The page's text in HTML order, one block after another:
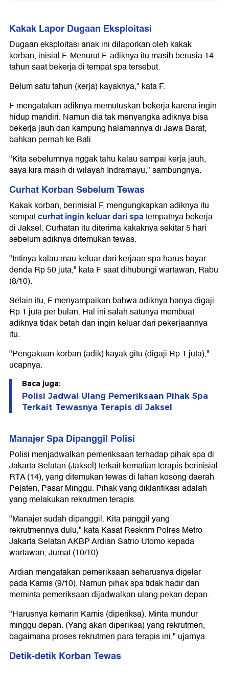
Kakak Lapor Dugaan Eksploitasi
Dugaan eksploitasi anak ini dilaporkan oleh kakak
korban, inisial F. Menurut F, adiknya itu masih berusia 14
tahun saat bekerja di tempat spa tersebut.
Belum satu tahun (kerja) kayaknya," kata F.
F mengatakan adiknya memutuskan bekerja karena ingin
hidup mandiri. Namun dia tak menyangka adiknya bisa
bekerja jauh dari kampung halamannya di Jawa Barat,
bahkan pernah ke Bali.
"Kita sebelumnya nggak tahu kalau sampai kerja jauh,
saya kira masih di wilayah Indramayu," sambungnya.
Curhat Korban Sebelum Tewas
Kakak korban, berinisial F, mengungkapkan adiknya itu
sempatcurhat ingin keluar dari spatempatnya bekerja
di Jaksel. Curhatan itu diterima kakaknya sekitar 5 hari
sebelum adiknya ditemukan tewas.
"Intinya kalau mau keluar dari kerjaan spa harus bayar
denda Rp 50 juta," kata F saat dihubungi wartawan, Rabu
(8/10).
Selain itu, F menyampaikan bahwa adiknya hanya digaji
Rp 1 juta per bulan. Hal ini salah satunya membuat
adiknya tidak betah dan ingin keluar dari pekerjaannya
itu.
"Pengakuan korban (adik) kayak gitu (digaji Rp 1 juta),"
ucapnya.
Baca juga:
Polisi Jadwal Ulang Pemeriksaan Pihak Spa
Terkait Tewasnya Terapis di Jaksel
Manajer Spa Dipanggil Polisi
Polisi menjadwalkan pemeriksaan terhadap pihak spa di
Jakarta Selatan (Jaksel) terkait kematian terapis berinisial
RTA (14), yang ditemukan tewas di lahan kosong daerah
Pejaten, Pasar Minggu. Pihak yang diklarifikasi adalah
yang melakukan rekrutmen terapis.
"Manajer sudah dipanggil. Kita panggil yang
rekrutmennya dulu," kata Kasat Reskrim Polres Metro
Jakarta Selatan AKBP Ardian Satrio Utomo kepada
wartawan, Jumat (10/10).
Ardian mengatakan pemeriksaan seharusnya digelar
pada Kamis (9/10). Namun pihak spa tidak hadir dan
meminta pemeriksaan dijadwalkan ulang pekan depan.
"Harusnya kemarin Kamis (diperiksa). Minta mundur
minggu depan. (Yang akan diperiksa) yang rekrutmen,
bagaimana proses rekrutmen para terapis ini," ujarnya.
Detik-detik Korban Tewas